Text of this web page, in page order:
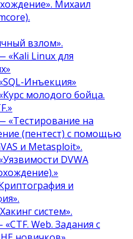
Михаил
взлом».
«Kali Linux для
Инъекция»
молодого бойца.
«Тестирование на
(пентест) с помощью
и Metasploit».
DVWA
и
систем».
Web. Задания с